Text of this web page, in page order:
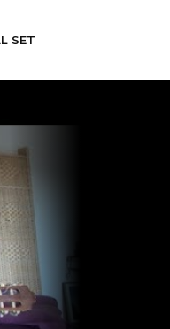
SET